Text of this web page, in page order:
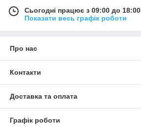
Сьогодні працює з 09:00 до 18:00
Показати весь графік роботи
Про нас
Контакти
Доставка та оплата
Графік роботи